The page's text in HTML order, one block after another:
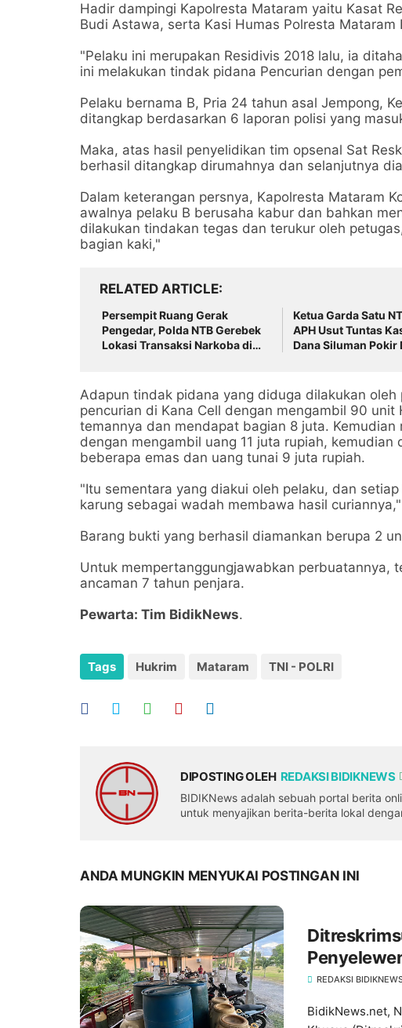
Hadir dampingi Kapolresta Mataram yaitu Kasat
Budi Astawa, serta Kasi Humas Polresta Mataram
"Pelaku ini merupakan Residivis 2018 lalu, ia
ini melakukan tindak pidana Pencurian dengan
Pelaku bernama B, Pria 24 tahun asal Jempong,
ditangkap berdasarkan 6 laporan polisi yang
Maka, atas hasil penyelidikan tim opsenal Sat
berhasil ditangkap dirumahnya dan selanjutnya
Dalam keterangan persnya, Kapolresta Mataram
awalnya pelaku B berusaha kabur dan bahkan
dilakukan tindakan tegas dan terukur oleh
bagian kaki,"
RELATED ARTICLE
Persempit Ruang Gerak
Pengedar, Polda NTB Gerebek
Lokasi Transaksi Narkoba di
‎Ketua Garda Satu
APH Usut Tuntas
Dana Siluman Pokir
Adapun tindak pidana yang diduga dilakukan
pencurian di Kana Cell dengan mengambil 90
temannya dan mendapat bagian 8 juta.
dengan mengambil uang 11 juta rupiah,
beberapa emas dan uang tunai 9 juta rupiah.
"Itu sementara yang diakui oleh pelaku, dan
karung sebagai wadah membawa hasil
Barang bukti yang berhasil diamankan berupa 2
Untuk mempertanggungjawabkan perbuatannya,
ancaman 7 tahun penjara.
Pewarta: Tim BidikNews.
Tags Hukrim Mataram TNI - POLRI
DIPOSTING OLEH REDAKSI BIDIKNEWS
BIDIKNews adalah sebuah portal berita
untuk menyajikan berita-berita lokal
ANDA MUNGKIN MENYUKAI POSTINGAN INI
800 Liter
REDAKSI
BidikNews.net,